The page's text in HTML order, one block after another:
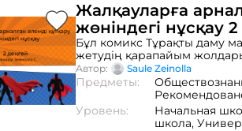
Жалқауларға
жөніндегі нұсқау
Бұл комикс Тұрақты даму
жетудің қарапайым
қоршаған ортаны сақтауға
әрекеттер туралы оңай
оқырмандарға ұсынылады.
Автор: Saule Zeinolla
Предметы:
Уровень:
Начальная
школа,